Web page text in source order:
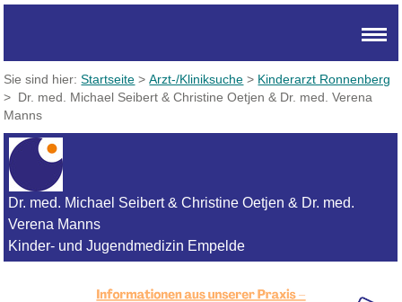
Sie sind hier:Startseite >Arzt-/Kliniksuche > Kinderarzt Ronnenberg
> Dr. med. Michael Seibert & Christine Oetjen & Dr. med. Verena
Manns
Dr. med. Michael Seibert & Christine Oetjen & Dr. med.
Verena Manns
Kinder- und Jugendmedizin Empelde